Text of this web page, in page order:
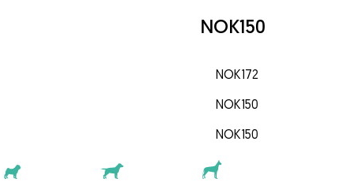
NOK150
NOK172
NOK150
NOK150